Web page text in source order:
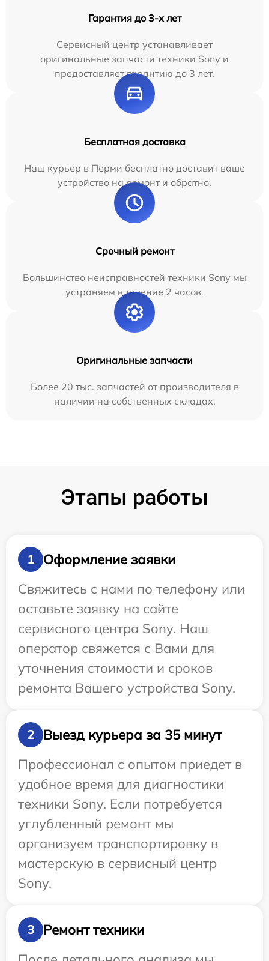
Гарантия до 3-х лет
Сервисный центр устанавливает
оригинальные запчасти техники Sony и
предоставляет гарантию до 3 лет.
Бесплатная доставка
Наш курьер в Перми бесплатно доставит ваше
устройство на ремонт и обратно.
Срочный ремонт
Большинство неисправностей техники Sony мы
устраняем в течение 2 часов.
Оригинальные запчасти
Более 20 тыс. запчастей от производителя в
наличии на собственных складах.
Этапы работы
1
Оформление заявки
Свяжитесь с нами по телефону или
оставьте заявку на сайте
сервисного центра Sony. Наш
оператор свяжется с Вами для
уточнения стоимости и сроков
ремонта Вашего устройства Sony.
2
Выезд курьера за 35 минут
Профессионал с опытом приедет в
удобное время для диагностики
техники Sony. Если потребуется
углубленный ремонт мы
организуем транспортировку в
мастерскую в сервисный центр
Sony.
3
Ремонт техники